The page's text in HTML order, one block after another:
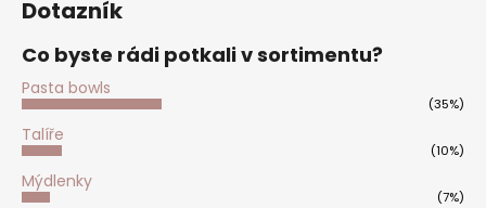
Dotazník
Co byste rádi potkali v sortimentu?
Pasta bowls
(35%)
Talíře
(10%)
Mýdlenky
(7%)